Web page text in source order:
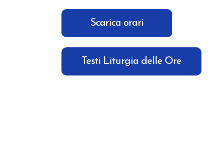
Scarica orari
Testi Liturgia delle Ore